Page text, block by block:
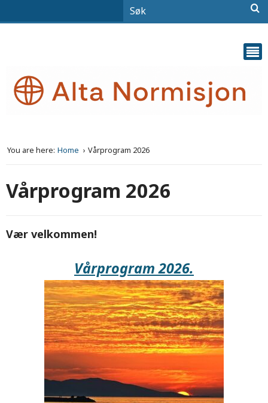
You are here: Home Vårprogram 2026
Vårprogram 2026
Vær velkommen!
Vårprogram 2026.